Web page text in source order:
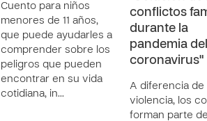
Cuento para niños
menores de 11 años,
que puede ayudarles a
comprender sobre los
peligros que pueden
encontrar en su vida
cotidiana, in…
conflictos
durante la
pandemia del
coronavirus"
A diferencia de
violencia, los
forman parte